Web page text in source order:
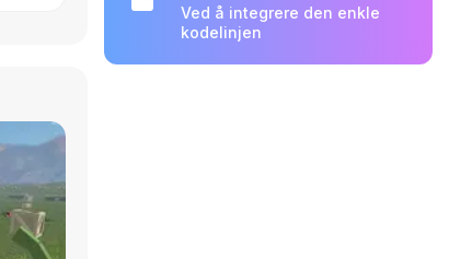
Ved å integrere den enkle
kodelinjen